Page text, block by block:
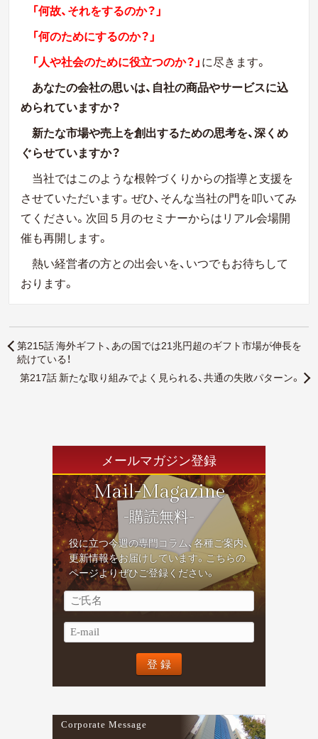
「何故、それをするのか？」
「何のためにするのか？」
「人や社会のために役立つのか？」に尽きます。
あなたの会社の思いは、自社の商品やサービスに込
められていますか？
新たな市場や売上を創出するための思考を、深くめ
ぐらせていますか？
当社ではこのような根幹づくりからの指導と支援を
させていただいます。ぜひ、そんな当社の門を叩いてみ
てください。次回５月のセミナーからはリアル会場開
催も再開します。
熱い経営者の方との出会いを、いつでもお待ちして
おります。
第215話 海外ギフト、あの国では21兆円超のギフト市場が伸長を
続けている！
第217話 新たな取り組みでよく見られる、共通の失敗パターン。
メールマガジン登録
Mail-Magazine
-購読無料-
役に立つ今週の専門コラム、各種ご案内、
更新情報をお届けしています。こちらの
ページよりぜひご登録ください。
Corporate Message